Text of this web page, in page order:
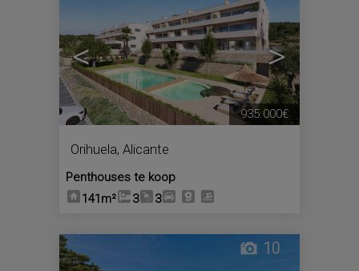
< >
Orihuela, Alicante
Penthouses te koop
141m²
3 3
935.000€
10